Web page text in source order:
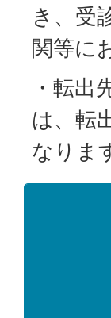
き、受
関等に
・転出
は、転
なりま